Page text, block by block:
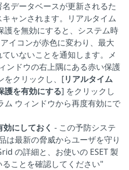
データベースが更新されるた
ャンされます。リアルタイム
護を無効にすると、システム時
イコンが赤色に変わり、最大
いないことを通知します。メ
ンドウの右上隅にある赤い保護
をクリックし、[リアルタイム
護を有効にする] をクリックし
ム ウィンドウから再度有効にで
にしておく - この予防システ
は最新の脅威からユーザを守り
の詳細と、お使いの ESET 製
ことを確認してください"